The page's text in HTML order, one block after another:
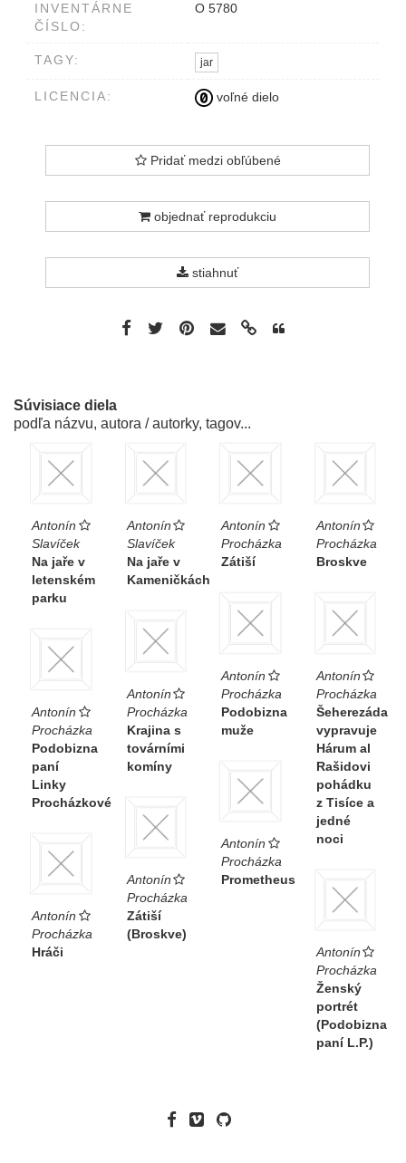
INVENTÁRNE
ČÍSLO:
O 5780
TAGY: jar
LICENCIA: voľné dielo
Pridať medzi obľúbené
objednať reprodukciu
stiahnuť
Súvisiace diela
podľa názvu, autora / autorky, tagov...
Antonín
Slavíček
Na jaře v
letenském
parku
Antonín
Slavíček
Na jaře v
Kameničkách
Antonín
Procházka
Zátiší
Antonín
Procházka
Broskve
Antonín
Procházka
Podobizna
muže
Antonín
Procházka
Šeherezáda
vypravuje
Hárum al
Rašidovi
pohádku
z Tisíce a
jedné
noci
Antonín
Procházka
Krajina s
továrními
komíny
Antonín
Procházka
Podobizna
paní
Linky
Procházkové
Antonín
Procházka
Prometheus
Antonín
Procházka
Zátiší
(Broskve)
Antonín
Procházka
Hráči
Antonín
Procházka
Ženský
portrét
(Podobizna
paní L.P.)